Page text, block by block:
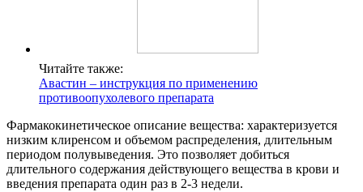
Читайте также:
Авастин – инструкция по применению
противоопухолевого препарата
Фармакокинетическое описание вещества: характеризуется
низким клиренсом и объемом распределения, длительным
периодом полувыведения. Это позволяет добиться
длительного содержания действующего вещества в крови и
введения препарата один раз в 2-3 недели.